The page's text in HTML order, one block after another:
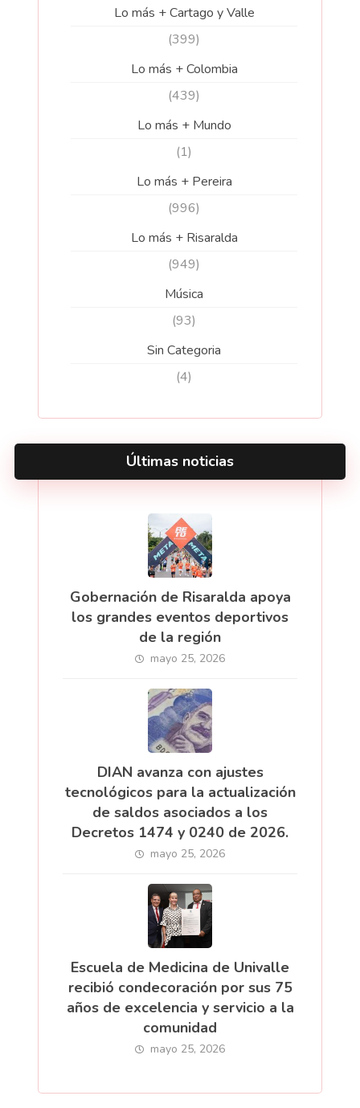
Lo más + Cartago y Valle
(399)
Lo más + Colombia
(439)
Lo más + Mundo
(1)
Lo más + Pereira
(996)
Lo más + Risaralda
(949)
Música
(93)
Sin Categoria
(4)
Últimas noticias
Gobernación de Risaralda apoya
los grandes eventos deportivos
de la región
mayo 25, 2026
DIAN avanza con ajustes
tecnológicos para la actualización
de saldos asociados a los
Decretos 1474 y 0240 de 2026.
mayo 25, 2026
Escuela de Medicina de Univalle
recibió condecoración por sus 75
años de excelencia y servicio a la
comunidad
mayo 25, 2026